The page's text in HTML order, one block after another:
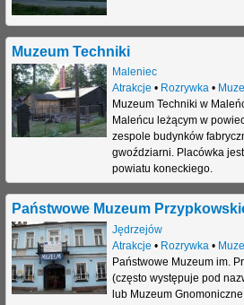
Muzeum Techniki
Maleniec
Atrakcje • Rozrywka•
Muzeum Techniki w
Maleńcu leżącym w
zespole budynków
gwoździarni. Placówka
powiatu koneckiego.
Państwowe Muzeum
Jędrzejów
Atrakcje • Rozrywka•
Państwowe Muzeum im.
(często występuje pod
lub Muzeum